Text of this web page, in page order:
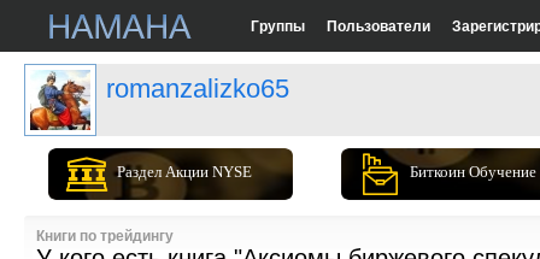
Группы Пользователи
romanzalizko65
Раздел Акции NYSE Биткоин Обучение
Книги по трейдингу